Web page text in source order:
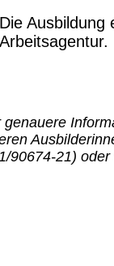
Die Ausbildung
Arbeitsagentur.
90674-21)